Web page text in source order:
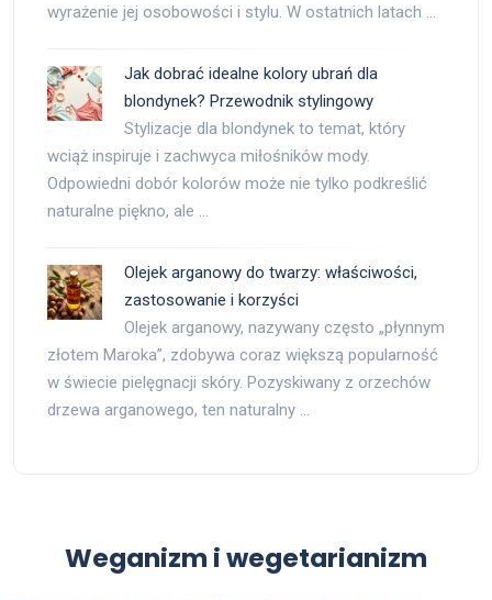
wyrażenie jej osobowości i stylu. W ostatnich latach …
Jak dobrać idealne kolory ubrań dla
blondynek? Przewodnik stylingowy
Stylizacje dla blondynek to temat, który
wciąż inspiruje i zachwyca miłośników mody.
Odpowiedni dobór kolorów może nie tylko podkreślić
naturalne piękno, ale …
Olejek arganowy do twarzy: właściwości,
zastosowanie i korzyści
Olejek arganowy, nazywany często „płynnym
złotem Maroka”, zdobywa coraz większą popularność
w świecie pielęgnacji skóry. Pozyskiwany z orzechów
drzewa arganowego, ten naturalny …
Weganizm i wegetarianizm